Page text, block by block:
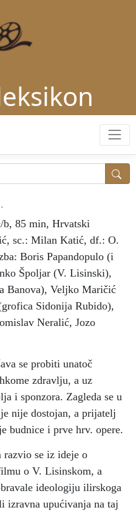
b, 85 min, Hrvatski
sc.: Milan Katić, df.: O.
Boris Papandopulo (i
Špoljar (V. Lisinski),
Banova), Veljko Maričić
Sidonija Rubido),
Neralić, Jozo
se probiti unatoč
zdravlju, a uz
i sponzora. Zagleda se u
nije dostojan, a prijatelj
budnice i prve hrv. opere.
se iz ideje o
o V. Lisinskom, a
ideologiju ilirskoga
izravna upućivanja na taj